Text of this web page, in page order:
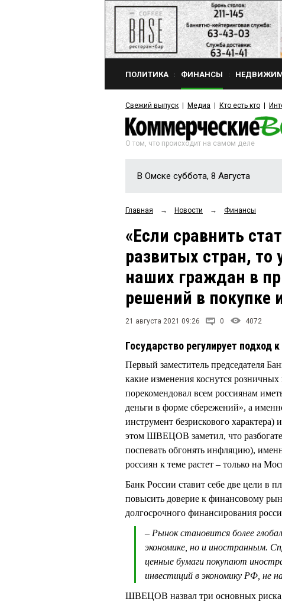
ПОЛИТИКА ФИНАНСЫ
Свежий выпуск Медиа Кто есть кто
О том, что происходит на самом деле
В Омске суббота, 8 Августа
Главная → Новости → Финансы
«Если сравнить
развитых стран,
наших граждан в
решений в покупке
21 августа 2021 09:26 0 4072
Государство регулирует
Первый заместитель председателя
какие изменения коснутся
порекомендовал всем россиянам
деньги в форме сбережений», а
инструмент безрискового
этом ШВЕЦОВ заметил, что
поспевать обгонять инфляцию),
россиян к теме растет – только на
Банк России ставит себе две цели в
повысить доверие к финансовому
долгосрочного финансирования
– Рынок становится более
экономике, но и иностранным.
ценные бумаги покупают
инвестиций в экономику РФ, не
ШВЕЦОВ назвал три основных